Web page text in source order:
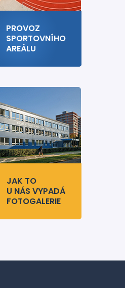
PROVOZ
SPORTOVNÍHO
AREÁLU
JAK TO
U NÁS VYPADÁ
FOTOGALERIE